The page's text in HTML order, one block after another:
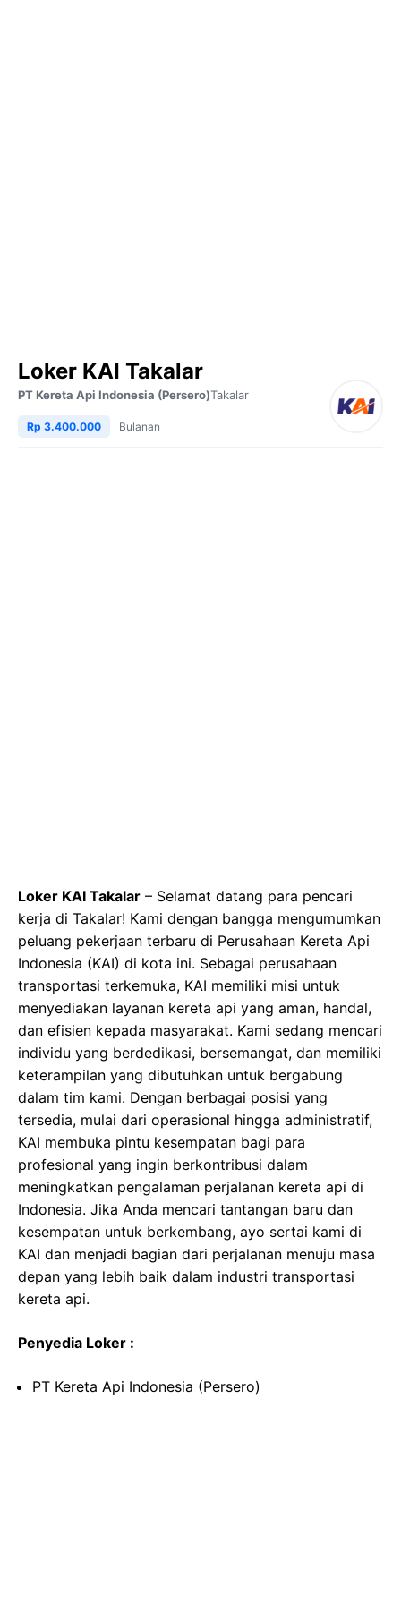
Loker KAI Takalar
PT Kereta Api Indonesia (Persero)Takalar
Rp 3.400.000 Bulanan
Loker KAI Takalar – Selamat datang para pencari
kerja di Takalar! Kami dengan bangga mengumumkan
peluang pekerjaan terbaru di Perusahaan Kereta Api
Indonesia (KAI) di kota ini. Sebagai perusahaan
transportasi terkemuka, KAI memiliki misi untuk
menyediakan layanan kereta api yang aman, handal,
dan efisien kepada masyarakat. Kami sedang mencari
individu yang berdedikasi, bersemangat, dan memiliki
keterampilan yang dibutuhkan untuk bergabung
dalam tim kami. Dengan berbagai posisi yang
tersedia, mulai dari operasional hingga administratif,
KAI membuka pintu kesempatan bagi para
profesional yang ingin berkontribusi dalam
meningkatkan pengalaman perjalanan kereta api di
Indonesia. Jika Anda mencari tantangan baru dan
kesempatan untuk berkembang, ayo sertai kami di
KAI dan menjadi bagian dari perjalanan menuju masa
depan yang lebih baik dalam industri transportasi
kereta api.
Penyedia Loker :
PT Kereta Api Indonesia (Persero)